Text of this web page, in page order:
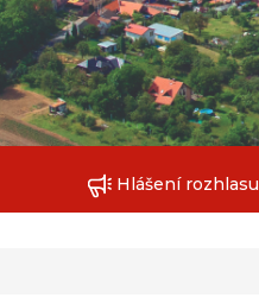
Hlášení rozhlasu